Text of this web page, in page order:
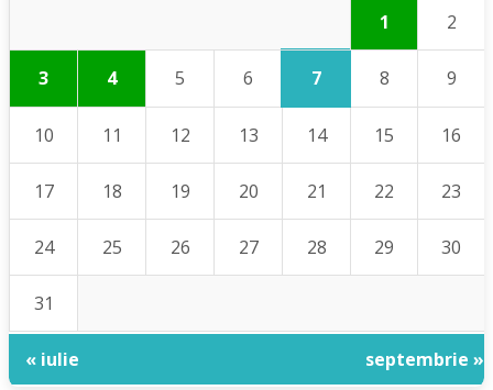
1 2
3 4 5 6 7 8 9
10 11 12 13 14 15 16
17 18 19 20 21 22 23
24 25 26 27 28 29 30
31
« iulie septembrie »